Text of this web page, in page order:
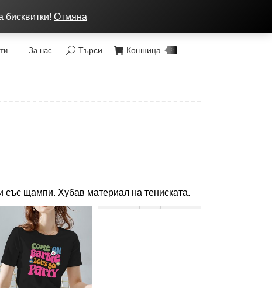
За нас Search:
Търси Кошница 0
със щампи. Хубав материал на тениската.
бисквитки! Отмяна